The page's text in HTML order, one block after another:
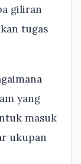
giliran
tugas
yang
masuk
ukupan